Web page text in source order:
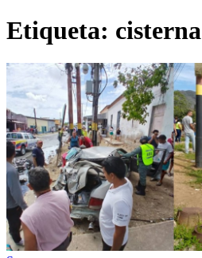
Etiqueta: cisterna